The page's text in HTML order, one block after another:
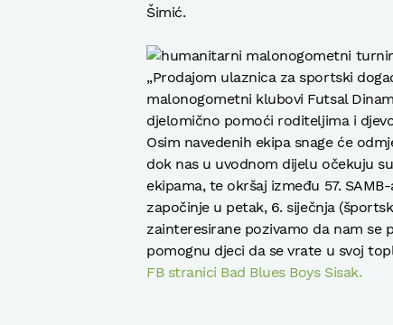
Šimić.
„Prodajom ulaznica za sportski
malonogometni klubovi Futsal
djelomično pomoći roditeljima i
Osim navedenih ekipa snage će
dok nas u uvodnom dijelu očekuju
ekipama, te okršaj između 57.
započinje u petak, 6. siječnja
zainteresirane pozivamo da nam
pomognu djeci da se vrate u svoj
FB stranici Bad Blues Boys Sisak.